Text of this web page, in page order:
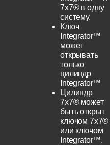
7x7® в одну
систему.
Ключ
Integrator™
может
открывать
только
цилиндр
Integrator™
Цилиндр
7х7® может
быть открыт
ключом 7х7®
или ключом
Integrator™.